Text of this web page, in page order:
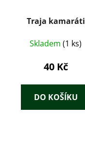
Traja kamaráti
Skladem (1 ks)
40 Kč
DO KOŠÍKU